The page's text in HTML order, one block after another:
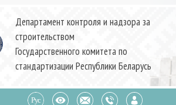
Департамент контроля и надзора за
строительством
Государственного комитета по
стандартизации Республики Беларусь